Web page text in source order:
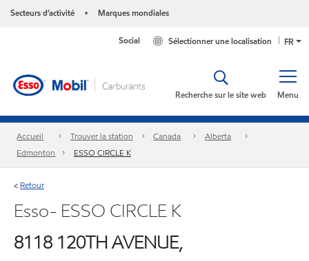
Secteurs d’activité • Marques mondiales
FR
Sélectionner une localisation
Social
Menu
Recherche sur le site web
Accueil Trouver la station Canada
Alberta
Edmonton
ESSO CIRCLE K
< Retour
Esso- ESSO CIRCLE K
8118 120TH AVENUE,